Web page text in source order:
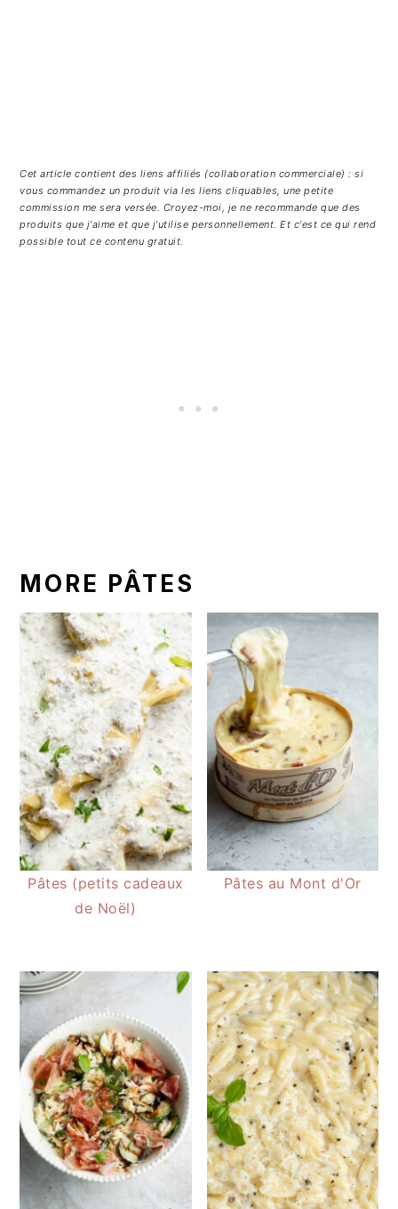
Cet article contient des liens affiliés (collaboration commerciale) : si
vous commandez un produit via les liens cliquables, une petite
commission me sera versée. Croyez-moi, je ne recommande que des
produits que j'aime et que j'utilise personnellement. Et c'est ce qui rend
possible tout ce contenu gratuit.
MORE PÂTES
Pâtes (petits cadeaux
de Noël)
Pâtes au Mont d'Or